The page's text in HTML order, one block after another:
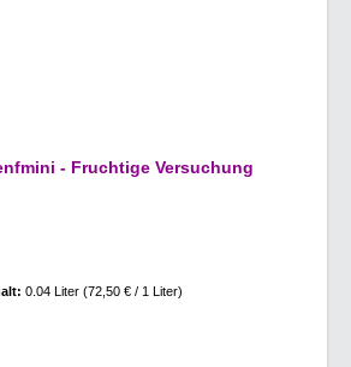
- Fruchtige Versuchung
0.04 Liter (72,50 € / 1 Liter)